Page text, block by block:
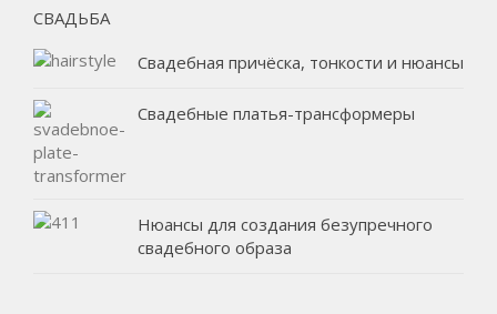
СВАДЬБА
Свадебная причёска, тонкости и нюансы
Свадебные платья-трансформеры
Нюансы для создания безупречного
свадебного образа